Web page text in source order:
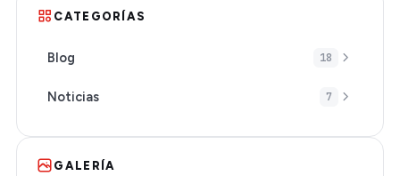
CATEGORÍAS
Blog 18
Noticias 7
GALERÍA